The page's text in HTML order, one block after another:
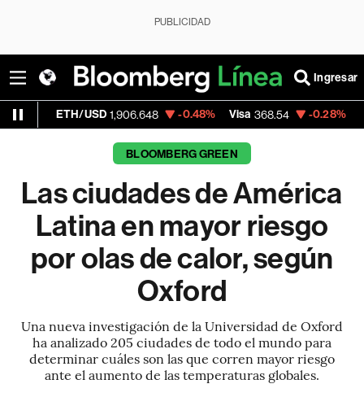
PUBLICIDAD
Ingresar
1,906.648 -0.48% Visa 368.54 -0.28% MercadoLibre
BLOOMBERG GREEN
Las ciudades de América
Latina en mayor riesgo
por olas de calor, según
Oxford
Una nueva investigación de la Universidad de Oxford
ha analizado 205 ciudades de todo el mundo para
determinar cuáles son las que corren mayor riesgo
ante el aumento de las temperaturas globales.